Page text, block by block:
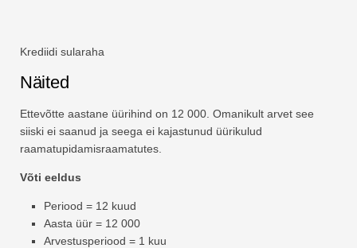
Krediidi sularaha
Näited
Ettevõtte aastane üürihind on 12 000. Omanikult arvet see
siiski ei saanud ja seega ei kajastunud üürikulud
raamatupidamisraamatutes.
Võti eeldus
Periood = 12 kuud
Aasta üür = 12 000
Arvestusperiood = 1 kuu